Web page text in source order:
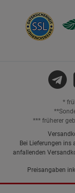
*
*** früherer
Bei Lieferungen
anfallenden
Preisangaben